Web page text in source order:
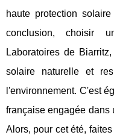
haute protection
conclusion, choisir
Laboratoires de
solaire naturelle et
l'environnement. C'est
française engagée dans
Alors, pour cet été,